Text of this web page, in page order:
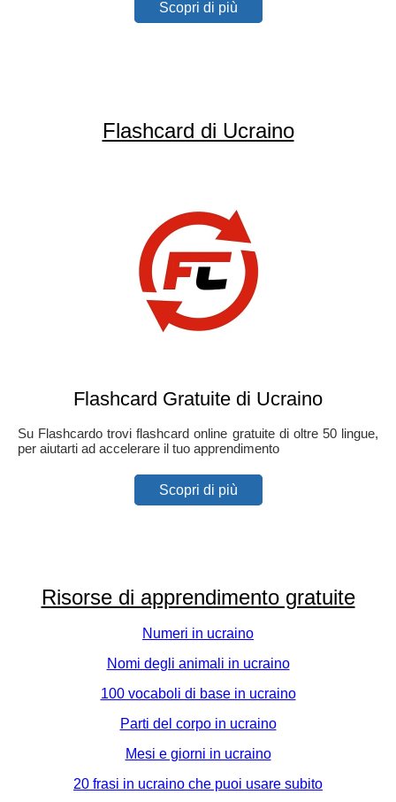
Scopri di più
Flashcard di Ucraino
Flashcard Gratuite di Ucraino
Su Flashcardo trovi flashcard online gratuite di oltre 50 lingue,
per aiutarti ad accelerare il tuo apprendimento
Scopri di più
Risorse di apprendimento gratuite
Numeri in ucraino
Nomi degli animali in ucraino
100 vocaboli di base in ucraino
Parti del corpo in ucraino
Mesi e giorni in ucraino
20 frasi in ucraino che puoi usare subito